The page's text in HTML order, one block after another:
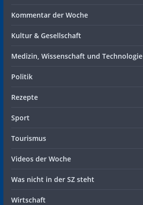
Kommentar der Woche
Kultur & Gesellschaft
Medizin, Wissenschaft und Technologie
Politik
Rezepte
Sport
Tourismus
Videos der Woche
Was nicht in der SZ steht
Wirtschaft